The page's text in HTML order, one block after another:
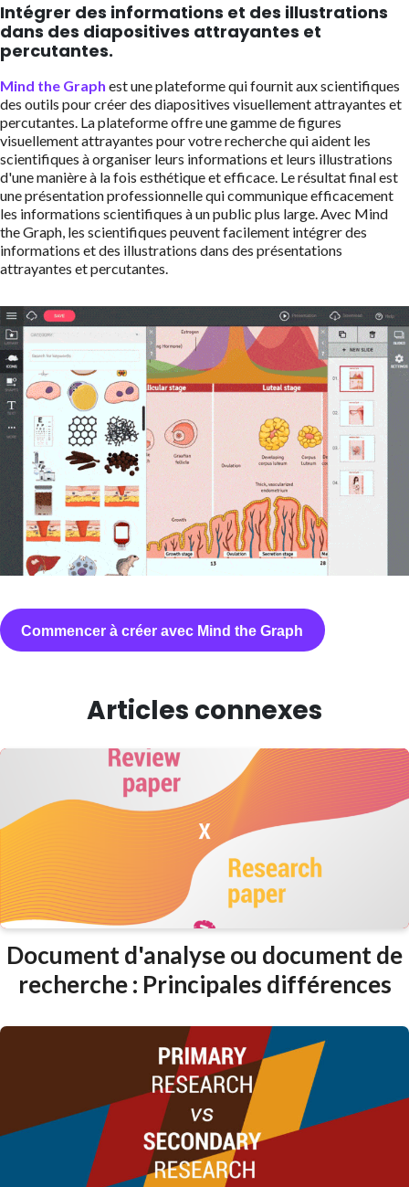
Intégrer des informations et des illustrations
dans des diapositives attrayantes et
percutantes.
Mind the Graph est une plateforme qui fournit aux scientifiques
des outils pour créer des diapositives visuellement attrayantes et
percutantes. La plateforme offre une gamme de figures
visuellement attrayantes pour votre recherche qui aident les
scientifiques à organiser leurs informations et leurs illustrations
d'une manière à la fois esthétique et efficace. Le résultat final est
une présentation professionnelle qui communique efficacement
les informations scientifiques à un public plus large. Avec Mind
the Graph, les scientifiques peuvent facilement intégrer des
informations et des illustrations dans des présentations
attrayantes et percutantes.
Commencer à créer avec Mind the Graph
Articles connexes
Document d'analyse ou document de
recherche : Principales différences